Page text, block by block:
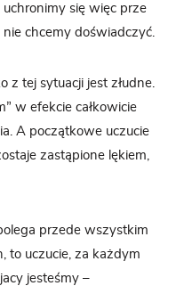
się więc prze
chcemy doświadczyć.
z tej sytuacji jest złudne.
w efekcie całkowicie
A początkowe uczucie
zastąpione lękiem,
przede wszystkim
to uczucie, za każdym
jesteśmy –